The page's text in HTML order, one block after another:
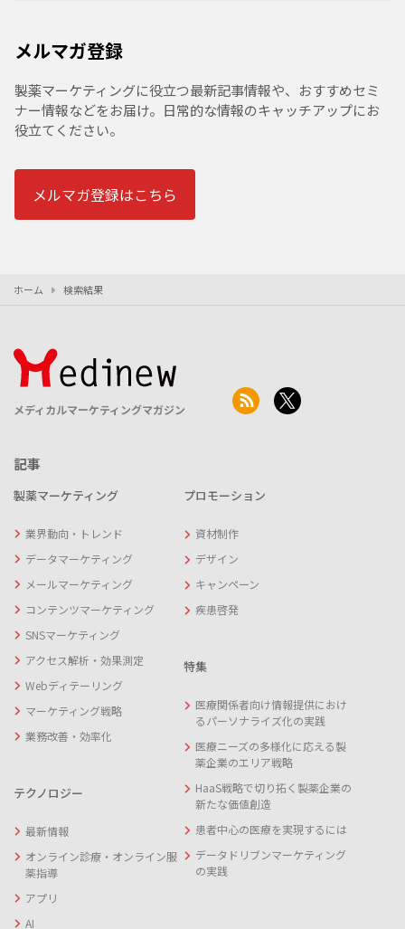
メルマガ登録
製薬マーケティングに役立つ最新記事情報や、おすすめセミ
ナー情報などをお届け。日常的な情報のキャッチアップにお
役立てください。
メルマガ登録はこちら
ホーム 検索結果
メディカルマーケティングマガジン
記事
製薬マーケティング
業界動向・トレンド
データマーケティング
メールマーケティング
コンテンツマーケティング
SNSマーケティング
アクセス解析・効果測定
Webディテーリング
マーケティング戦略
業務改善・効率化
テクノロジー
最新情報
オンライン診療・オンライン服
薬指導
アプリ
AI
プロモーション
資材制作
デザイン
キャンペーン
疾患啓発
特集
医療関係者向け情報提供におけ
るパーソナライズ化の実践
医療ニーズの多様化に応える製
薬企業のエリア戦略
HaaS戦略で切り拓く製薬企業の
新たな価値創造
患者中心の医療を実現するには
データドリブンマーケティング
の実践